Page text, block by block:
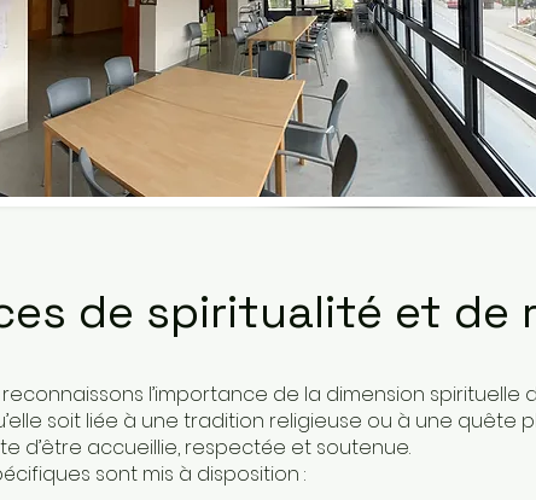
Chapelle
de spiritualité et de
reconnaissons l’importance de la dimension
soit liée à une tradition religieuse ou à une quête
d’être accueillie, respectée et soutenue.
sont mis à disposition :